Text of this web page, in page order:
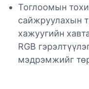
Тоглоомын
сайжруулахын
хажуугийн
RGB
мэдрэмжийг